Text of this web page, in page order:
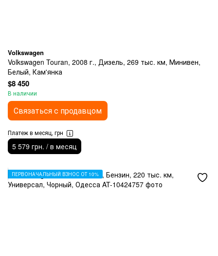
Volkswagen
Volkswagen Touran, 2008 г., Дизель, 269 тыс. км, Минивен,
Белый, Кам'янка
$8 450
В наличии
Связаться с продавцом
Платеж в месяц, грн
5 579 грн. / в месяц
ПЕРВОНАЧАЛЬНЫЙ ВЗНОС ОТ 10%